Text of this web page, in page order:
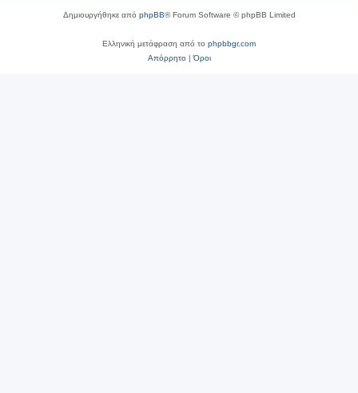
Δημιουργήθηκε από phpBB® Forum Software © phpBB Limited
Ελληνική μετάφραση από το phpbbgr.com
Απόρρητο|Όροι